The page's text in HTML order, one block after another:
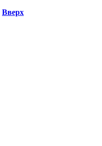
Вверх